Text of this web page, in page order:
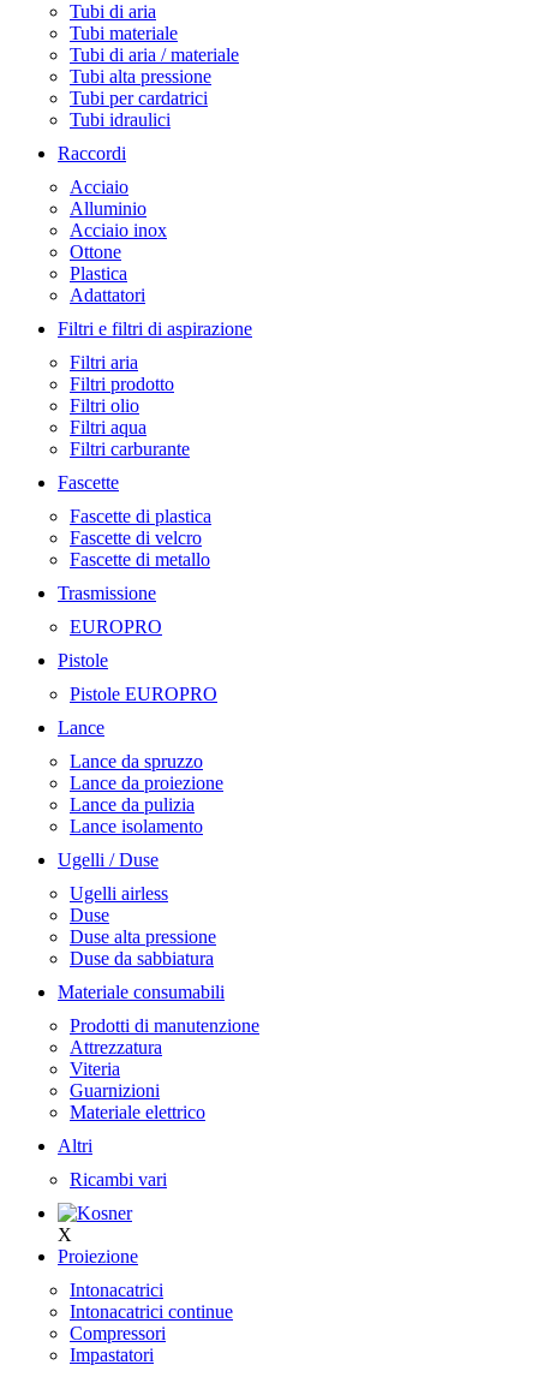
Tubi di aria
Tubi materiale
Tubi di aria / materiale
Tubi alta pressione
Tubi per cardatrici
Tubi idraulici
Raccordi
Acciaio
Alluminio
Acciaio inox
Ottone
Plastica
Adattatori
Filtri e filtri di aspirazione
Filtri aria
Filtri prodotto
Filtri olio
Filtri aqua
Filtri carburante
Fascette
Fascette di plastica
Fascette di velcro
Fascette di metallo
Trasmissione
EUROPRO
Pistole
Pistole EUROPRO
Lance
Lance da spruzzo
Lance da proiezione
Lance da pulizia
Lance isolamento
Ugelli / Duse
Ugelli airless
Duse
Duse alta pressione
Duse da sabbiatura
Materiale consumabili
Prodotti di manutenzione
Attrezzatura
Viteria
Guarnizioni
Materiale elettrico
Altri
Ricambi vari
X
Proiezione
Intonacatrici
Intonacatrici continue
Compressori
Impastatori